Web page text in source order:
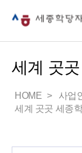
세계 곳
HOME 사업
세계 곳곳 세종